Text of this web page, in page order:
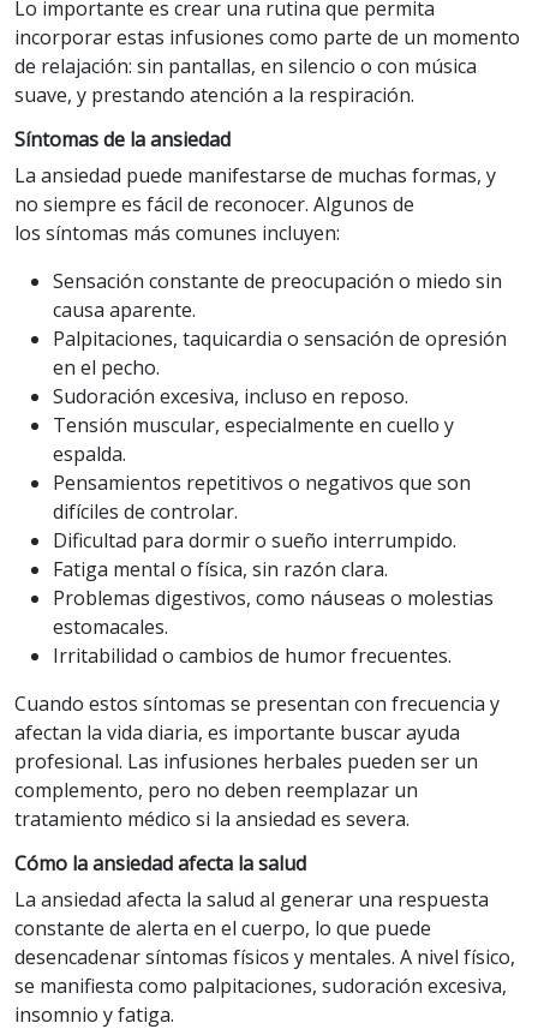
Lo importante es crear una rutina que permita
incorporar estas infusiones como parte de un momento
de relajación: sin pantallas, en silencio o con música
suave, y prestando atención a la respiración.
Síntomas de la ansiedad
La ansiedad puede manifestarse de muchas formas, y
no siempre es fácil de reconocer. Algunos de
los síntomas más comunes incluyen:
Sensación constante de preocupación o miedo sin
causa aparente.
Palpitaciones, taquicardia o sensación de opresión
en el pecho.
Sudoración excesiva, incluso en reposo.
Tensión muscular, especialmente en cuello y
espalda.
Pensamientos repetitivos o negativos que son
difíciles de controlar.
Dificultad para dormir o sueño interrumpido.
Fatiga mental o física, sin razón clara.
Problemas digestivos, como náuseas o molestias
estomacales.
Irritabilidad o cambios de humor frecuentes.
Cuando estos síntomas se presentan con frecuencia y
afectan la vida diaria, es importante buscar ayuda
profesional. Las infusiones herbales pueden ser un
complemento, pero no deben reemplazar un
tratamiento médico si la ansiedad es severa.
Cómo la ansiedad afecta la salud
La ansiedad afecta la salud al generar una respuesta
constante de alerta en el cuerpo, lo que puede
desencadenar síntomas físicos y mentales. A nivel físico,
se manifiesta como palpitaciones, sudoración excesiva,
insomnio y fatiga.